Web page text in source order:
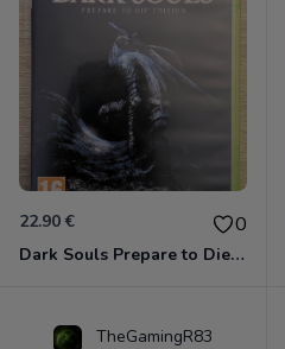
22.90 € 0
Dark Souls Prepare to Die Edition XBOX 360
TheGamingR83